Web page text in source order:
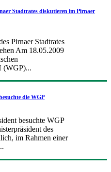
Stadtrates diskutieren im Pirnaer
Pirnaer Stadtrates
Am 18.05.2009
(WGP)...
die WGP
besuchte WGP
des
im Rahmen einer